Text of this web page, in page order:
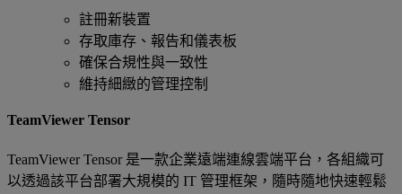
註冊新裝置
存取庫存、報告和儀表板
確保合規性與一致性
維持細緻的管理控制
TeamViewer Tensor
TeamViewer Tensor 是一款企業遠端連線雲端平台，各組織可
以透過該平台部署大規模的 IT 管理框架，隨時隨地快速輕鬆